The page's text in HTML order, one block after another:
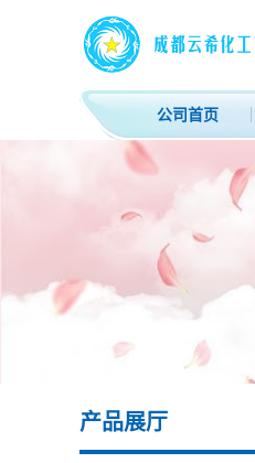
公司首页
产品展厅